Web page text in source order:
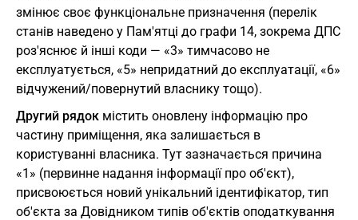
змінює своє функціональне призначення (перелік
станів наведено у Пам'ятці до графи 14, зокрема ДПС
роз'яснює й інші коди — «3» тимчасово не
експлуатується, «5» непридатний до експлуатації, «6»
відчужений/повернутий власнику тощо).
Другий рядок містить оновлену інформацію про
частину приміщення, яка залишається в
користуванні власника. Тут зазначається причина
«1» (первинне надання інформації про об'єкт),
присвоюється новий унікальний ідентифікатор, тип
об'єкта за Довідником типів об'єктів оподаткування